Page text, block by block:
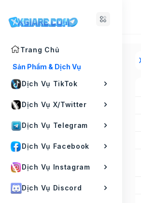
Trang Chủ
Sản Phẩm & Dịch Vụ
Dịch Vụ TikTok
Dịch Vụ X/Twitter
Dịch Vụ Telegram
Dịch Vụ Facebook
Dịch Vụ Instagram
Dịch Vụ Discord